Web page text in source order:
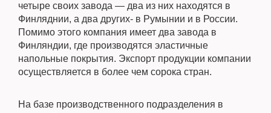
четыре своих завода — два из них находятся в
Финляднии, а два других- в Румынии и в России.
Помимо этого компания имеет два завода в
Финляндии, где производятся эластичные
напольные покрытия. Экспорт продукции компании
осуществляется в более чем сорока стран.
На базе производственного подразделения в